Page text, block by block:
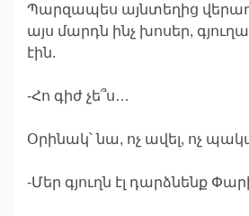
Պարզապես այնտեղից
այս մարդն ինչ խոսեր,
էին.
-Հո գիժ չե՞ս…
Օրինակ՝ նա, ոչ ավել, ոչ
-Մեր գյուղն էլ դարձնենք